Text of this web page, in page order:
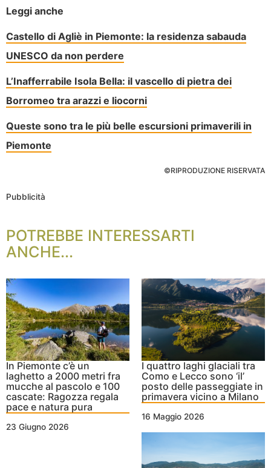
Leggi anche
Castello di Agliè in Piemonte: la residenza sabauda
UNESCO da non perdere
L’Inafferrabile Isola Bella: il vascello di pietra dei
Borromeo tra arazzi e liocorni
Queste sono tra le più belle escursioni primaverili in
Piemonte
©RIPRODUZIONE RISERVATA
Pubblicità
POTREBBE INTERESSARTI
ANCHE...
In Piemonte c’è un
laghetto a 2000 metri fra
mucche al pascolo e 100
cascate: Ragozza regala
pace e natura pura
23 Giugno 2026
I quattro laghi glaciali tra
Como e Lecco sono ‘il’
posto delle passeggiate in
primavera vicino a Milano
16 Maggio 2026